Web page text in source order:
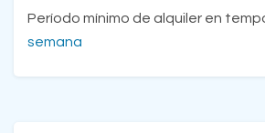
Período mínimo de alquiler en
semana